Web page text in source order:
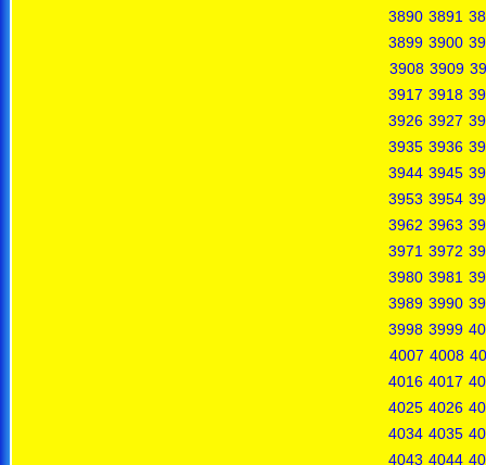
3890 3891
3899 3900
3908 3909
3917 3918
3926 3927
3935 3936
3944 3945
3953 3954
3962 3963
3971 3972
3980 3981
3989 3990
3998 3999
4007 4008
4016 4017
4025 4026
4034 4035
4043 4044